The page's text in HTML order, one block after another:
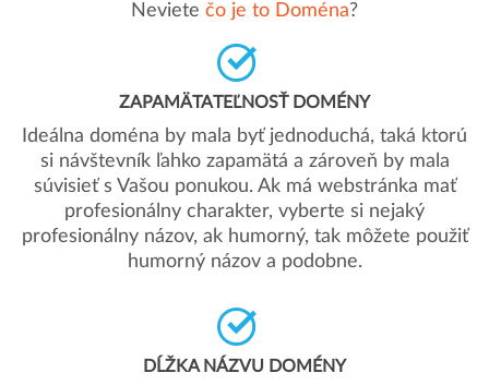
Neviete čo je to Doména?
ZAPAMÄTATEĽNOSŤ DOMÉNY
Ideálna doména by mala byť jednoduchá, taká ktorú
si návštevník ľahko zapamätá a zároveň by mala
súvisieť s Vašou ponukou. Ak má webstránka mať
profesionálny charakter, vyberte si nejaký
profesionálny názov, ak humorný, tak môžete použiť
humorný názov a podobne.
DĹŽKA NÁZVU DOMÉNY